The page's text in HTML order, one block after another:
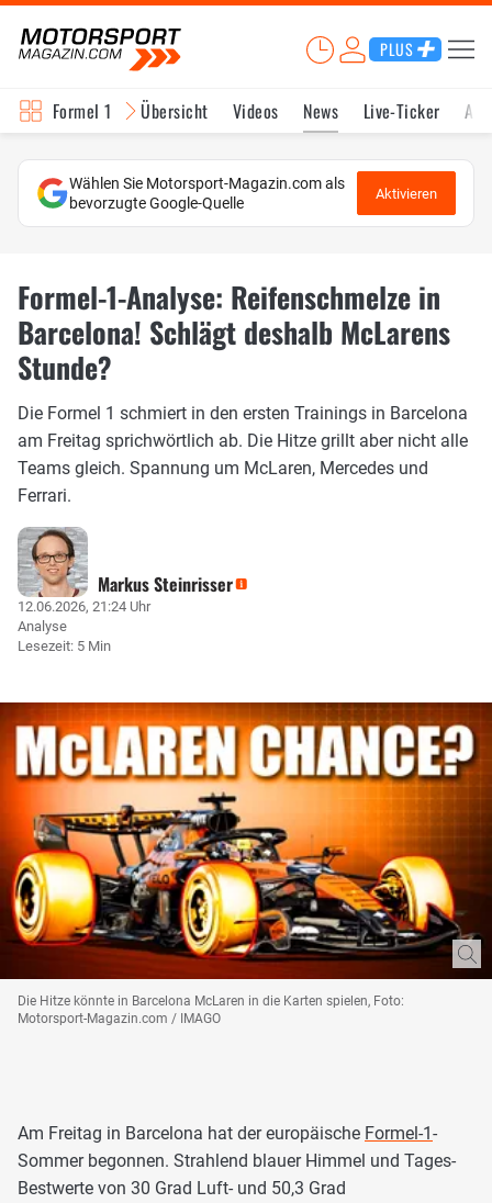
PLUS
Formel 1 Übersicht Videos News Live-Ticker
Wählen Sie Motorsport-Magazin.com als
bevorzugte Google-Quelle
Aktivieren
Formel-1-Analyse: Reifenschmelze in
Barcelona! Schlägt deshalb McLarens
Stunde?
Die Formel 1 schmiert in den ersten Trainings in Barcelona
am Freitag sprichwörtlich ab. Die Hitze grillt aber nicht alle
Teams gleich. Spannung um McLaren, Mercedes und
Ferrari.
Markus Steinrisser
12.06.2026, 21:24 Uhr
Analyse
Lesezeit: 5 Min
Die Hitze könnte in Barcelona McLaren in die Karten spielen, Foto:
Motorsport-Magazin.com / IMAGO
Am Freitag in Barcelona hat der europäische Formel-1-
Sommer begonnen. Strahlend blauer Himmel und Tages-
Bestwerte von 30 Grad Luft- und 50,3 Grad